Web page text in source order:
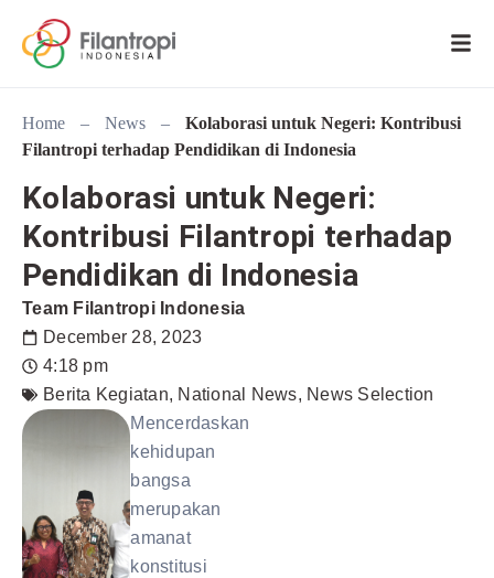
Home – News –
Kolaborasi untuk Negeri: Kontribusi
Filantropi terhadap Pendidikan di Indonesia
Kolaborasi untuk Negeri:
Kontribusi Filantropi terhadap
Pendidikan di Indonesia
Team Filantropi Indonesia
December 28, 2023
4:18 pm
Berita Kegiatan, National News, News Selection
Mencerdaskan
kehidupan
bangsa
merupakan
amanat
konstitusi